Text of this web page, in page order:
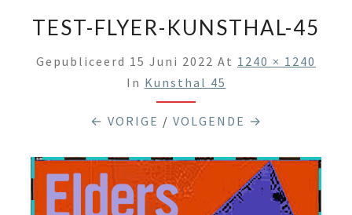
TEST-FLYER-KUNSTHAL-45
Gepubliceerd 15 Juni 2022 At 1240 × 1240
In Kunsthal 45
← VORIGE / VOLGENDE →